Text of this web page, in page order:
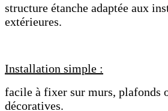
structure étanche adaptée aux
extérieures.
Installation simple :
facile à fixer sur murs, plafonds
décoratives.